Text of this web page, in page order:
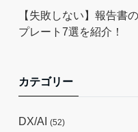
【失敗しない】報告書
プレート7選を紹介！
カテゴリー
DX/AI (52)